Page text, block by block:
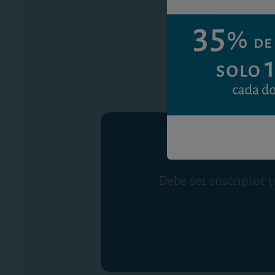
Debe ser suscriptor